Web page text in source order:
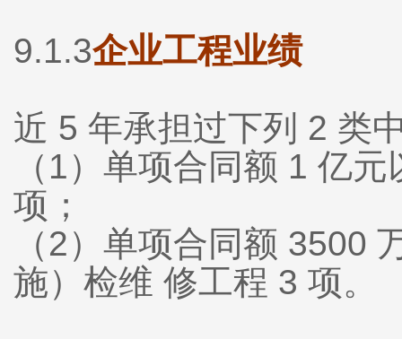
9.1.3企业工程业绩
近 5 年承担过下列 2 类
（1）单项合同额 1 亿
项；
（2）单项合同额 3500
施）检维 修工程 3 项。